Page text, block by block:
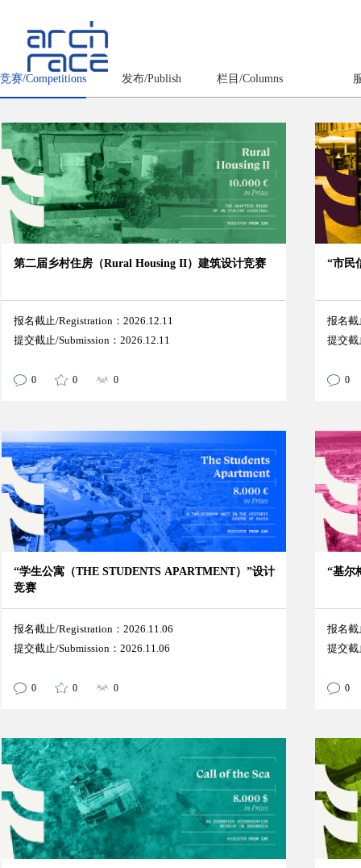
竞赛/Competitions 发布/Publish 栏目/Columns
第二届乡村住房（Rural Housing II）建筑设计竞赛
报名截止/Registration：2026.12.11
提交截止/Submission：2026.12.11
0 0 0
“市民
报名截
提交截
0
“学生公寓（THE STUDENTS APARTMENT）”设计
竞赛
报名截止/Registration：2026.11.06
提交截止/Submission：2026.11.06
0 0 0
“基尔
报名截
提交截
0